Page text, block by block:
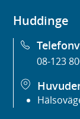
Huddinge
08-123